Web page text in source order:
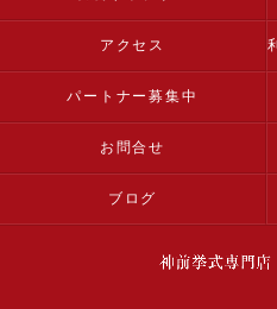
アクセス
パートナー募集中
お問合せ
ブログ